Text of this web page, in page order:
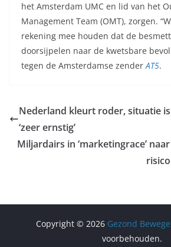
het Amsterdam UMC en lid van het
Management Team (OMT), zorgen.
rekening mee houden dat de
doorsijpelen naar de kwetsbare
tegen de Amsterdamse zenderAT5.
Nederland kleurt roder, situatie
‘zeer ernstig’
Miljardairs in ‘marketingrace’
Copyright © 2026 Gezond
voorbehouden.